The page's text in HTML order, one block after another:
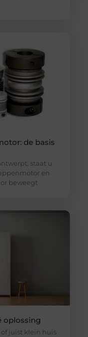
de basis
staat u
en
beweegt
oplossing
juist klein huis